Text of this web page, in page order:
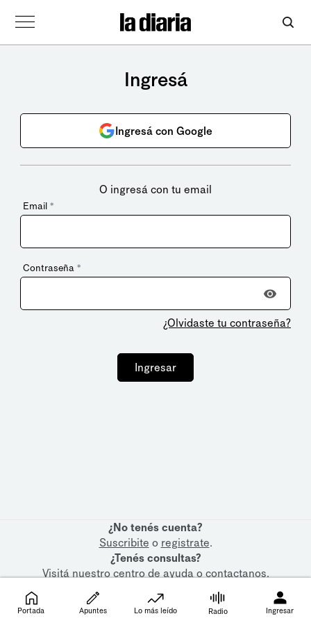
Ingresá
Ingresá con Google
O ingresá con tu email
Email *
Contraseña *
¿Olvidaste tu contraseña?
Ingresar
¿No tenés cuenta?
Suscribite o registrate.
¿Tenés consultas?
Visitá nuestrocentro de ayudaocontactanos.
Portada Apuntes Lo más leído Radio Ingresar